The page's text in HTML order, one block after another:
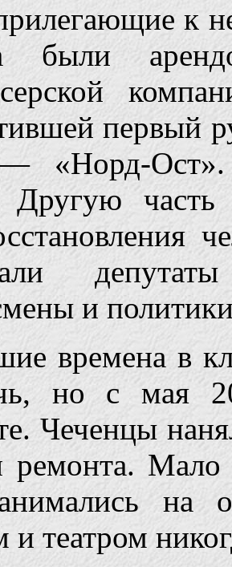
к
были
первый
«Норд-
Другую часть
и
времена в
но с мая
Чеченцы
ремонта.
на
и театром